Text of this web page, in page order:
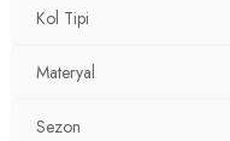
Kol Tipi:
Kumaş Tipi:
Boy:Standart
Kol Tipi
Materyal
Sezon